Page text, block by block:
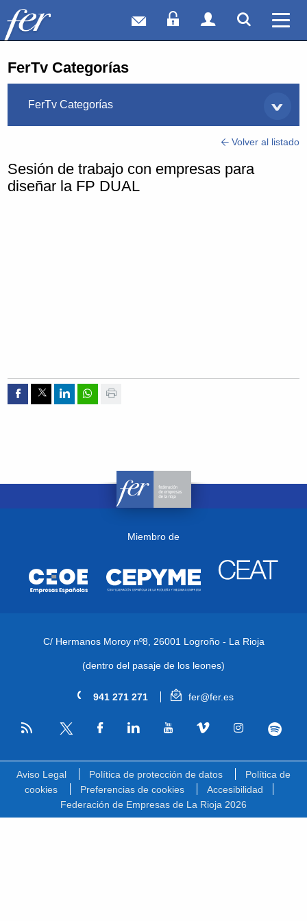
Correo webAcceso Socios
Acceso
FerTv Categorías
FerTv Categorías
Volver al listado
Sesión de trabajo con empresas para
diseñar la FP DUAL
Compartir por Facebook
Compartir por Twitter
Compartir por Linkedin
Compartir por whatsapp
Imprimir
Miembro de
C/ Hermanos Moroy nº8, 26001 Logroño - La Rioja
(dentro del pasaje de los leones)
941 271 271 fer@fer.es
RSS
Aviso Legal Política de protección de datos
Política de
cookies
Preferencias de cookies
Accesibilidad
Federación de Empresas de La Rioja 2026